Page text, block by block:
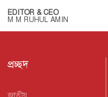
EDITOR & CEO
M M RUHUL AMIN
প্রচ্ছদ